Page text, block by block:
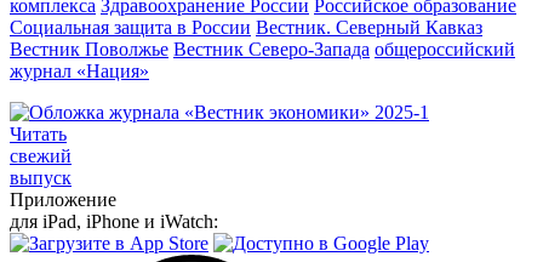
комплекса Здравоохранение России Российское образование
Социальная защита в России Вестник. Северный Кавказ
Вестник Поволжье Вестник Северо-Запада общероссийский
журнал «Нация»
Читать
свежий
выпуск
Приложение
для iPad, iPhone и iWatch: